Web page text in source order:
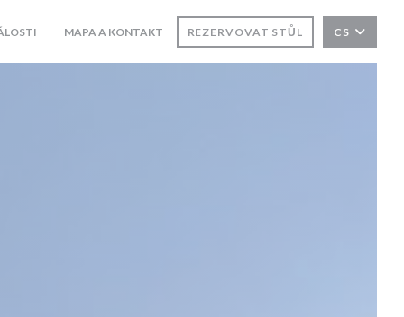
((OTEVŘE SE V NOVÉM OKNĚ))
MAPA A KONTAKT REZERVOVAT STŮL CS